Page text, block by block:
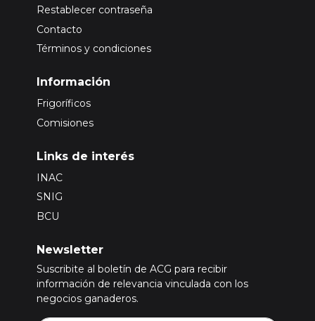
Restablecer contraseña
Contacto
Términos y condiciones
Información
Frigoríficos
Comisiones
Links de interés
INAC
SNIG
BCU
Newsletter
Suscribite al boletín de ACG para recibir
información de relevancia vinculada con los
negocios ganaderos.